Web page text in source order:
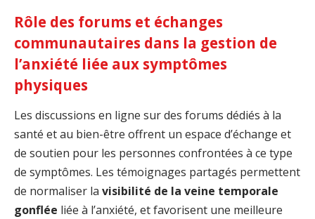
Rôle des forums et échanges
communautaires dans la gestion de
l’anxiété liée aux symptômes
physiques
Les discussions en ligne sur des forums dédiés à la
santé et au bien-être offrent un espace d’échange et
de soutien pour les personnes confrontées à ce type
de symptômes. Les témoignages partagés permettent
de normaliser la visibilité de la veine temporale
gonflée liée à l’anxiété, et favorisent une meilleure